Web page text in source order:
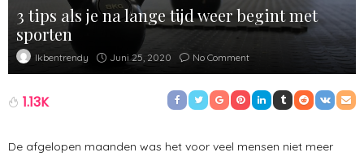
3 tips als je na lange tijd weer begint met
sporten
Ikbentrendy Juni 25, 2020 No Comment
1.13K
De afgelopen maanden was het voor veel mensen niet meer